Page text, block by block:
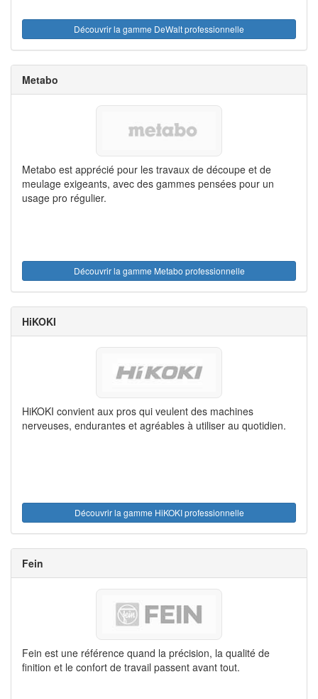
Découvrir la gamme DeWalt professionnelle
Metabo
Metabo est apprécié pour les travaux de découpe et de
meulage exigeants, avec des gammes pensées pour un
usage pro régulier.
Découvrir la gamme Metabo professionnelle
HiKOKI
HiKOKI convient aux pros qui veulent des machines
nerveuses, endurantes et agréables à utiliser au quotidien.
Découvrir la gamme HiKOKI professionnelle
Fein
Fein est une référence quand la précision, la qualité de
finition et le confort de travail passent avant tout.